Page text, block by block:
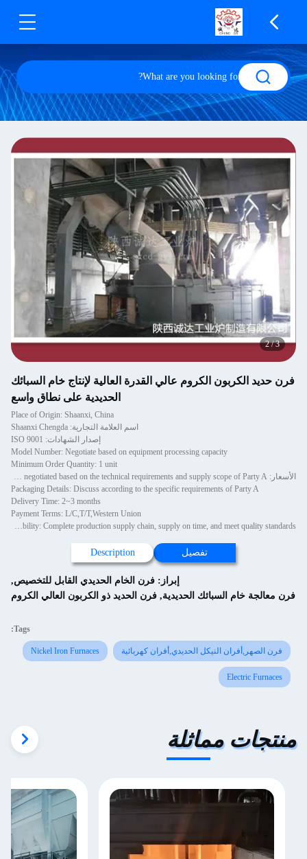
2/3
فرن حديد الكربون الكروم عالي القدرة العالية لإنتاج خام السبائك
الحديدية على نطاق واسع
Place of Origin: Shaanxi, China
اسم العلامة التجارية: Shaanxi Chengda
إصدار الشهادات: ISO 9001
Model Number: Negotiate based on equipment processing capacity
Minimum Order Quantity: 1 unit
الأسعار: The price will be negotiated based on the technical requirements and supply scope of Party A
Packaging Details: Discuss according to the specific requirements of Party A
Delivery Time: 2~3 months
Payment Terms: L/C,T/T,Western Union
Supply Ability: Complete production supply chain, supply on time, and meet quality standards
تفصيل Description
إبراز: فرن الخام الحديدي القابل للتخصيص,
فرن معالجة خام السبائك الحديدية, فرن الحديد ذو الكربون العالي الكروم
Tags:
فرن الصهر,أفران النيكل الحديدي,أفران كهربائية Nickel Iron Furnaces
Electric Furnaces
منتجات مماثلة